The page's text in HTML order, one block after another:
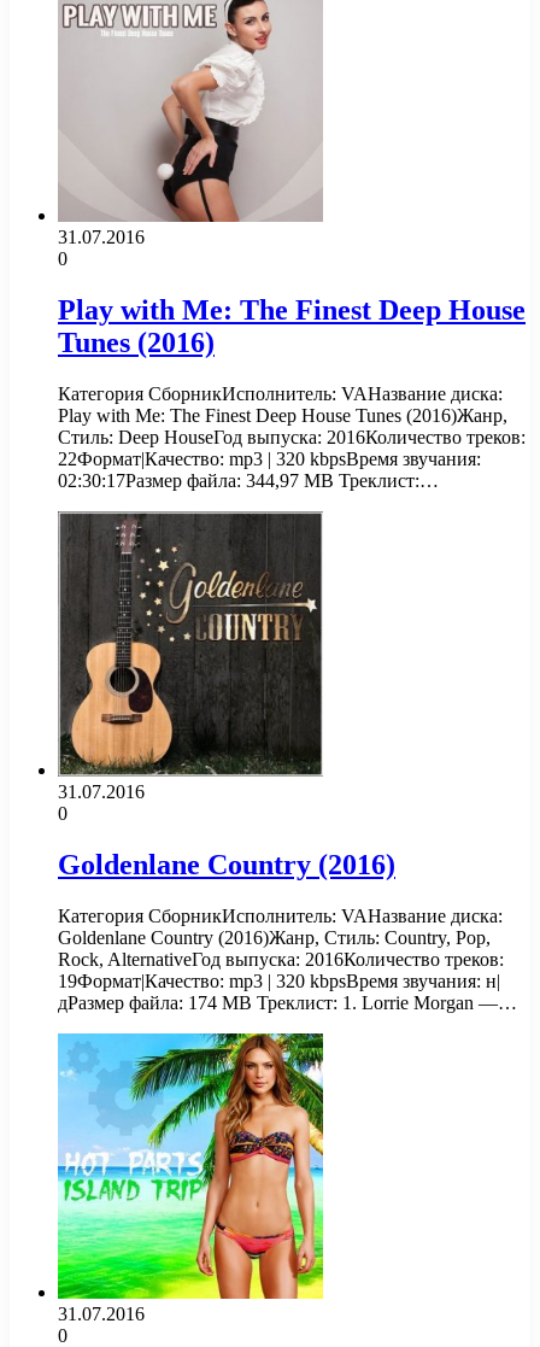
31.07.2016
0
Play with Me: The Finest Deep House
Tunes (2016)
Категория СборникИсполнитель: VAНазвание диска:
Play with Me: The Finest Deep House Tunes (2016)Жанр,
Стиль: Deep HouseГод выпуска: 2016Количество треков:
22Формат|Качество: mp3 | 320 kbpsВремя звучания:
02:30:17Размер файла: 344,97 MB Треклист:…
31.07.2016
0
Goldenlane Country (2016)
Категория СборникИсполнитель: VAНазвание диска:
Goldenlane Country (2016)Жанр, Стиль: Country, Pop,
Rock, AlternativeГод выпуска: 2016Количество треков:
19Формат|Качество: mp3 | 320 kbpsВремя звучания: н|
дРазмер файла: 174 MB Треклист: 1. Lorrie Morgan —…
31.07.2016
0